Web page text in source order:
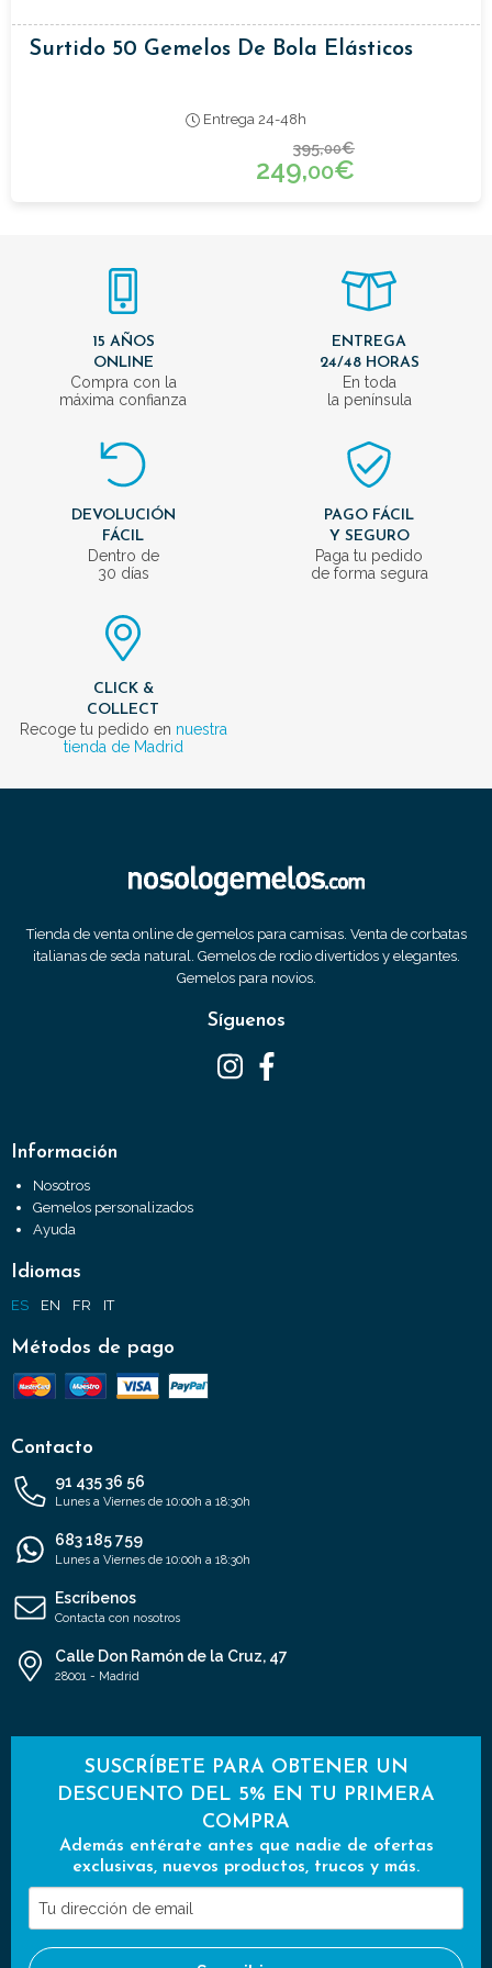
Surtido 50 Gemelos De Bola Elásticos
Entrega 24-48h
395,00€
249,00€
15 AÑOS
ONLINE
Compra con la
máxima confianza
ENTREGA
24/48 HORAS
En toda
la península
DEVOLUCIÓN
FÁCIL
Dentro de
30 días
PAGO FÁCIL
Y SEGURO
Paga tu pedido
de forma segura
CLICK &
COLLECT
Recoge tu pedido en nuestra
tienda de Madrid
Tienda de venta online de gemelos para camisas. Venta de corbatas
italianas de seda natural. Gemelos de rodio divertidos y elegantes.
Gemelos para novios.
Síguenos
Información
Nosotros
Gemelos personalizados
Ayuda
Idiomas
ES EN FR IT
Métodos de pago
Contacto
91 435 36 56
Lunes a Viernes de 10:00h a 18:30h
683 185 759
Lunes a Viernes de 10:00h a 18:30h
Escríbenos
Contacta con nosotros
Calle Don Ramón de la Cruz, 47
28001 - Madrid
SUSCRÍBETE PARA OBTENER UN
DESCUENTO DEL 5% EN TU PRIMERA
COMPRA
Además entérate antes que nadie de ofertas
exclusivas, nuevos productos, trucos y más.
Tu
dirección
de